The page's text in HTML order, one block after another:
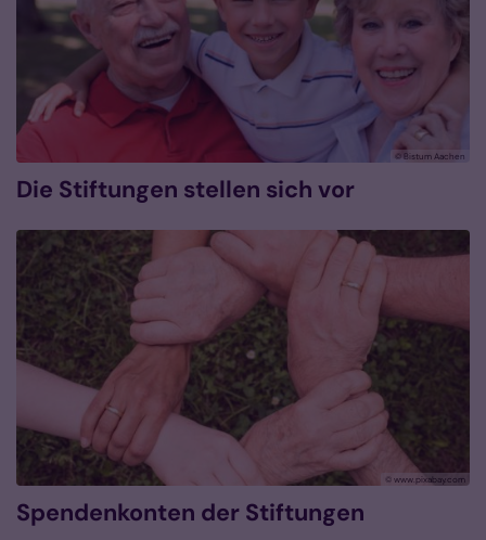
© Bistum Aachen
Die Stiftungen stellen sich vor
© www.pixabay.com
Spendenkonten der Stiftungen